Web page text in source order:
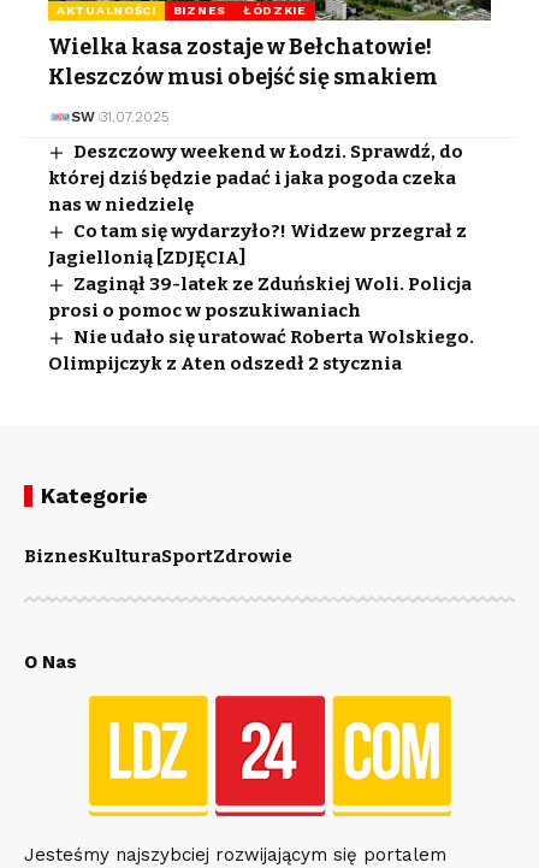
AKTUALNOŚCI BIZNES ŁÓDZKIE
Wielka kasa zostaje w Bełchatowie!
Kleszczów musi obejść się smakiem
SW 31.07.2025
Deszczowy weekend w Łodzi. Sprawdź, do
której dziś będzie padać i jaka pogoda czeka
nas w niedzielę
Co tam się wydarzyło?! Widzew przegrał z
Jagiellonią [ZDJĘCIA]
Zaginął 39-latek ze Zduńskiej Woli. Policja
prosi o pomoc w poszukiwaniach
Nie udało się uratować Roberta Wolskiego.
Olimpijczyk z Aten odszedł 2 stycznia
Kategorie
BiznesKulturaSportZdrowie
O Nas
Jesteśmy najszybciej rozwijającym się portalem